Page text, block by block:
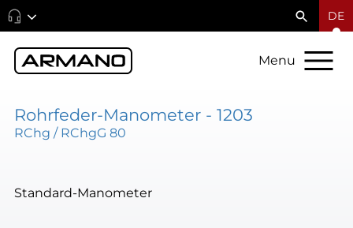
DE
Menu
Rohrfeder-Manometer - 1203
RChg / RChgG 80
Standard-Manometer